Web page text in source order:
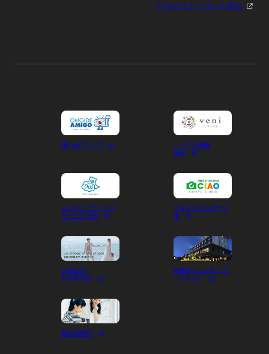
アルバイト・パート求人
想い出アミーゴ
レンタル琉装
veni
カメラシェアリング
サービス PaN
フォトスタジオチャ
オ
STUDIO
SOMEDAY
彦根キャッスル リゾ
ート＆スパ
個別指導ER